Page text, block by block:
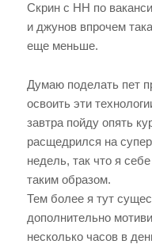
Скрин с HH по
и джунов впрочем
еще меньше.
Думаю поделать пет
освоить эти
завтра пойду опять
расщедрился на
недель, так что я
таким образом.
Тем более я тут
дополнительно
несколько часов в